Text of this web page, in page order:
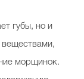
губы, но и
морщинок.